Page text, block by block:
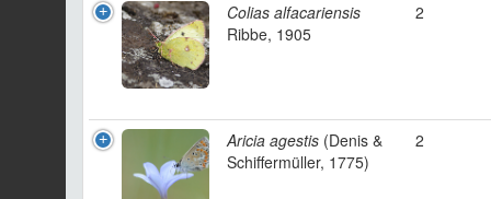
Colias alfacariensis
Ribbe, 1905
2
Aricia agestis (Denis &
Schiffermüller, 1775)
2